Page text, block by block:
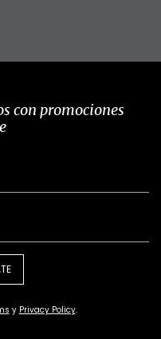
con promociones
y Privacy Policy.